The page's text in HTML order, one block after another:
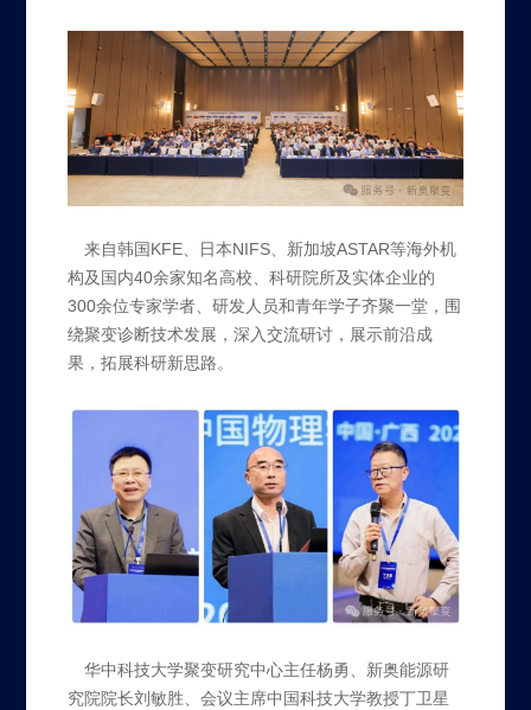
来自韩国KFE、日本NIFS、新加坡ASTAR等海外机
构及国内40余家知名高校、科研院所及实体企业的
300余位专家学者、研发人员和青年学子齐聚一堂，围
绕聚变诊断技术发展，深入交流研讨，展示前沿成
果，拓展科研新思路。
华中科技大学聚变研究中心主任杨勇、新奥能源研
究院院长刘敏胜、会议主席中国科技大学教授丁卫星